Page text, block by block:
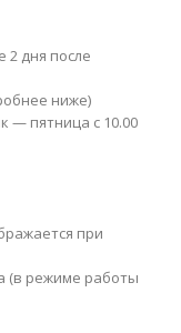
2 дня после
ниже)
— пятница с 10.00
при
(в режиме работы